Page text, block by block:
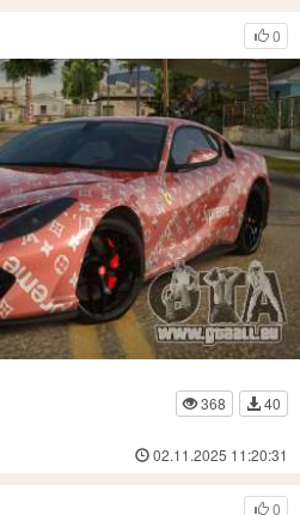
0
368
40
02.11.2025 11:20:31
0